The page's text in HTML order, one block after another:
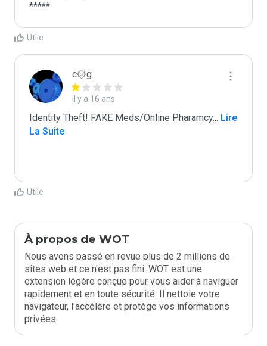
*****
Utile
c۞g
il y a 16 ans
Identity Theft! FAKE Meds/Online Pharamcy... Lire
La Suite
Utile
À propos de WOT
Nous avons passé en revue plus de 2 millions de
sites web et ce n'est pas fini. WOT est une
extension légère conçue pour vous aider à naviguer
rapidement et en toute sécurité. Il nettoie votre
navigateur, l'accélère et protège vos informations
privées.